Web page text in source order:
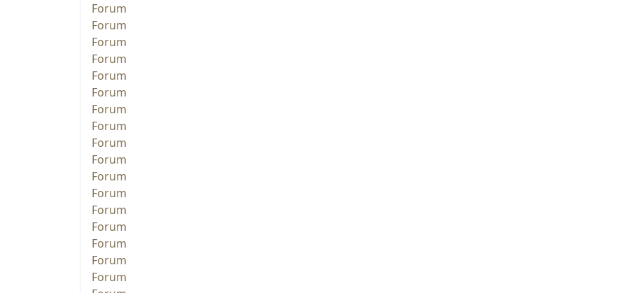
Forum
Forum
Forum
Forum
Forum
Forum
Forum
Forum
Forum
Forum
Forum
Forum
Forum
Forum
Forum
Forum
Forum